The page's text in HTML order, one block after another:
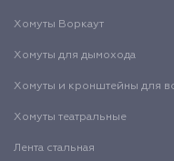
Хомуты Воркаут
Хомуты для дымохода
Хомуты и кронштейны для
Хомуты театральные
Лента стальная